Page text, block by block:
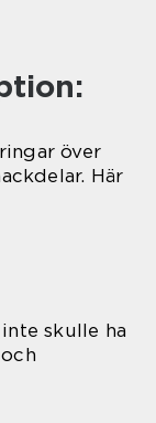
över
Här
skulle ha